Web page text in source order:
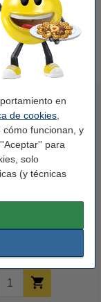
en
de cookies
funcionan, y
para
solo
(y técnicas